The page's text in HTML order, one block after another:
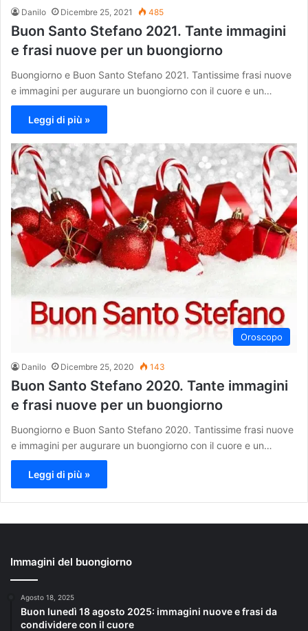
Danilo Dicembre 25, 2021 485
Buon Santo Stefano 2021. Tante immagini
e frasi nuove per un buongiorno
Buongiorno e Buon Santo Stefano 2021. Tantissime frasi nuove
e immagini per augurare un buongiorno con il cuore e un…
Leggi di più »
Oroscopo
Danilo Dicembre 25, 2020 143
Buon Santo Stefano 2020. Tante immagini
e frasi nuove per un buongiorno
Buongiorno e Buon Santo Stefano 2020. Tantissime frasi nuove
e immagini per augurare un buongiorno con il cuore e un…
Leggi di più »
Immagini del buongiorno
Agosto 18, 2025
Buon lunedì 18 agosto 2025: immagini nuove e frasi da
condividere con il cuore